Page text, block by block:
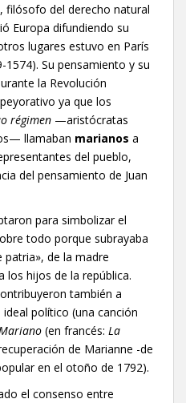
filósofo del derecho natural
Europa difundiendo su
lugares estuvo en París
Su pensamiento y su
la Revolución
ya que los
régimen —aristócratas
llamaban marianos a
del pueblo,
del pensamiento de Juan
para simbolizar el
todo porque subrayaba
de la madre
los hijos de la república.
también a
político (una canción
(en francés: La
de Marianne -de
en el otoño de 1792).
el consenso entre